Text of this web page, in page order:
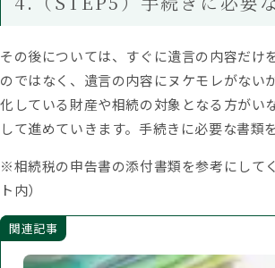
その後については、すぐに遺言の内容だけ
のではなく、遺言の内容にヌケモレがない
化している財産や相続の対象となる方がい
して進めていきます。手続きに必要な書類
※相続税の申告書の添付書類を参考にして
ト内）
関連記事